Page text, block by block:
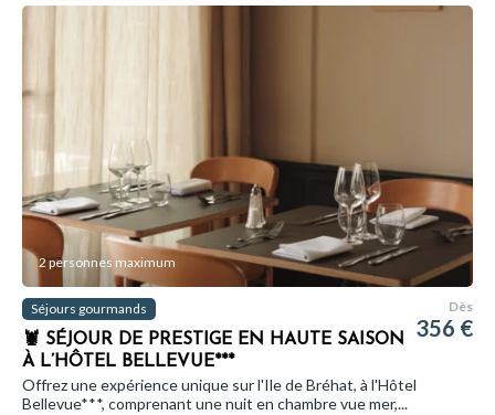
2 personnes maximum
Séjours gourmands
🦞 SÉJOUR DE PRESTIGE EN HAUTE SAISON
À L’HÔTEL BELLEVUE***
Dès
356 €
Offrez une expérience unique sur l'Ile de Bréhat, à l'Hôtel
Bellevue***, comprenant une nuit en chambre vue mer,...